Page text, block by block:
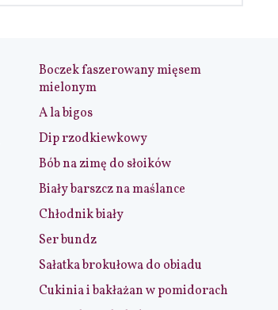
Boczek faszerowany mięsem
mielonym
A la bigos
Dip rzodkiewkowy
Bób na zimę do słoików
Biały barszcz na maślance
Chłodnik biały
Ser bundz
Sałatka brokułowa do obiadu
Cukinia i bakłażan w pomidorach